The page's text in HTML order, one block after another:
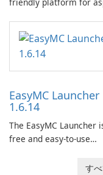
imagination to life. With
wide range of tools and
features, this app allows
users to easily design
captivating animated
EasyMC Launcher
1.6.14
The EasyMC Launcher
free and easy-to-use
developed by EasyMC.
す